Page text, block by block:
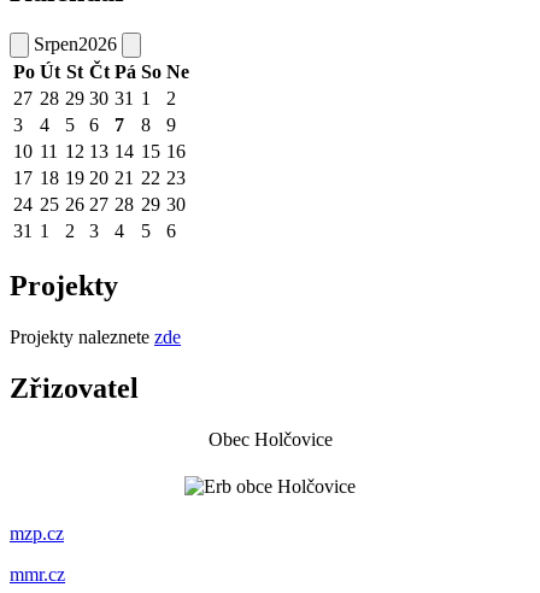
Srpen2026
Po Út St Čt Pá So Ne
27 28 29 30 31 1
2
3
4 5 6 7 8
9
10 11 12 13 14 15 16
17 18 19 20 21 22 23
24 25 26 27 28 29 30
31 1 2 3 4 5 6
Projekty
Projekty naleznete zde
Zřizovatel
Obec Holčovice
mzp.cz
mmr.cz